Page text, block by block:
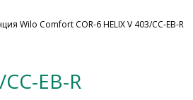
Wilo Comfort COR-6 HELIX V 403/CC-EB-R
EB-R